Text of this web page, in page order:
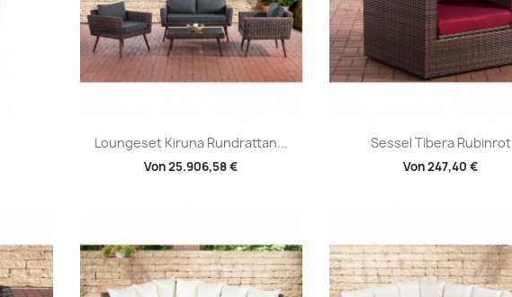
Loungeset Kiruna Rundrattan...
Von25.906,58 €
Vorschau Sessel Tibera Rubinrot
Von247,40 €
Vorschau